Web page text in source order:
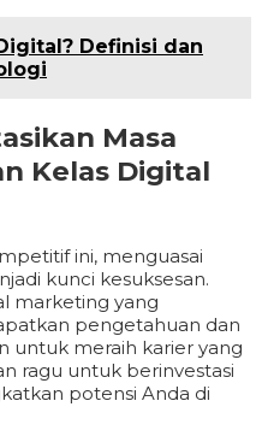
Definisi dan
Masa
Kelas Digital
ini, menguasai
kunci kesuksesan.
marketing yang
pengetahuan dan
untuk meraih karier yang
ragu untuk berinvestasi
potensi Anda di